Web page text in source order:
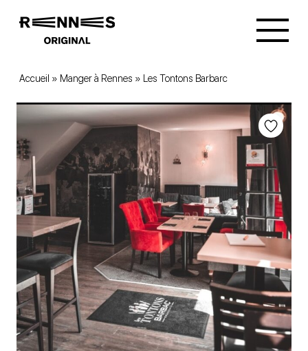
Accueil » Manger à Rennes » Les Tontons Barbarc